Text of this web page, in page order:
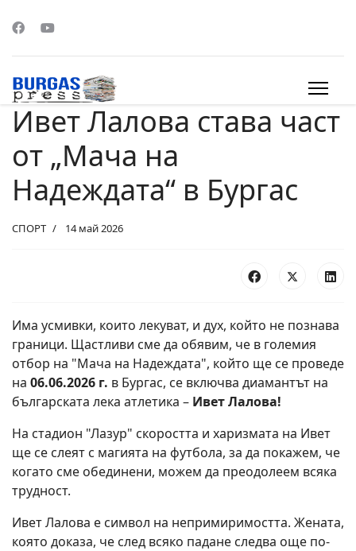
Ивет Лалова става част
от „Мача на
Надеждата“ в Бургас
СПОРТ 14 май 2026
Има усмивки, които лекуват, и дух, който не познава
граници. Щастливи сме да обявим, че в големия
отбор на "Мача на Надеждата", който ще се проведе
на 06.06.2026 г. в Бургас, се включва диамантът на
българската лека атлетика – Ивет Лалова!
На стадион "Лазур" скоростта и харизмата на Ивет
ще се слеят с магията на футбола, за да покажем, че
когато сме обединени, можем да преодолеем всяка
трудност.
Ивет Лалова е символ на непримиримостта. Жената,
която доказа, че след всяко падане следва още по-